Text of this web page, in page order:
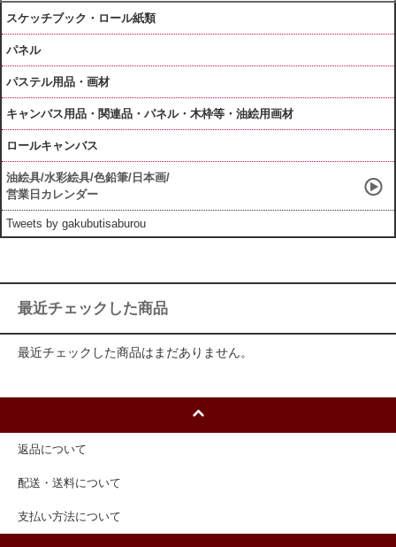
スケッチブック・ロール紙類
パネル
パステル用品・画材
キャンバス用品・関連品・パネル・木枠等・油絵用画材
ロールキャンバス
油絵具/水彩絵具/色鉛筆/日本画/
営業日カレンダー
Tweets by gakubutisaburou
最近チェックした商品
最近チェックした商品はまだありません。
返品について
配送・送料について
支払い方法について